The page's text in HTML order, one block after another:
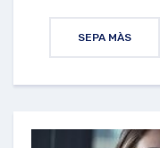
SEPA MÀS